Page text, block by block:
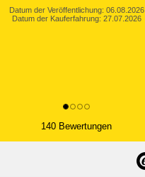
Datum der Veröffentlichung: 06.08.2026
Datum der Kauferfahrung: 27.07.2026
140 Bewertungen